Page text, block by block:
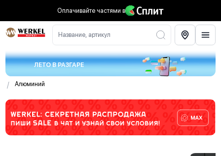
Оплачивайте частями в
Название, артикул
ЛЕТО В РАЗГАРЕ
/ Алюминий